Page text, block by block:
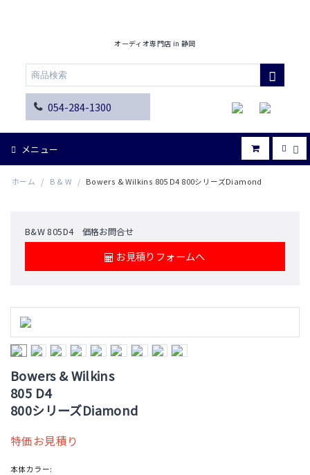
オーディオ専門店 in 静岡
054-284-1300
メニュー
ホーム / B & W / Bowers & Wilkins 805 D4 800シリーズDiamond
B&W 805D4 価格お問合せ
お見積りフォームへ
Bowers & Wilkins
805 D4
800シリーズDiamond
特価お見積り
本体カラー: